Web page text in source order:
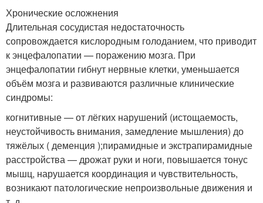
Хронические осложнения
Длительная сосудистая недостаточность
сопровождается кислородным голоданием, что приводит
к энцефалопатии — поражению мозга. При
энцефалопатии гибнут нервные клетки, уменьшается
объём мозга и развиваются различные клинические
синдромы:
когнитивные — от лёгких нарушений (истощаемость,
неустойчивость внимания, замедление мышления) до
тяжёлых ( деменция );пирамидные и экстрапирамидные
расстройства — дрожат руки и ноги, повышается тонус
мышц, нарушается координация и чувствительность,
возникают патологические непроизвольные движения и